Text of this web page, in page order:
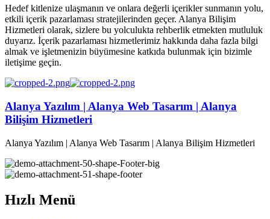
Hedef kitlenize ulaşmanın ve onlara değerli içerikler sunmanın yolu,
etkili içerik pazarlaması stratejilerinden geçer. Alanya Bilişim
Hizmetleri olarak, sizlere bu yolculukta rehberlik etmekten mutluluk
duyarız. İçerik pazarlaması hizmetlerimiz hakkında daha fazla bilgi
almak ve işletmenizin büyümesine katkıda bulunmak için bizimle
iletişime geçin.
Alanya Yazılım | Alanya Web Tasarım | Alanya
Bilişim Hizmetleri
Alanya Yazılım | Alanya Web Tasarım | Alanya Bilişim Hizmetleri
Hızlı Menü